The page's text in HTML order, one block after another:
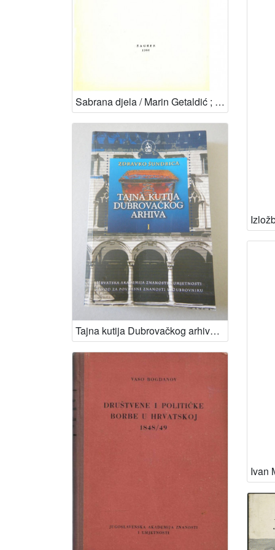
Sabrana djela / Marin Getaldić ; urednik Žarko Dadić
Tajna kutija Dubrovačkog arhiva / Zdravko Šundrica